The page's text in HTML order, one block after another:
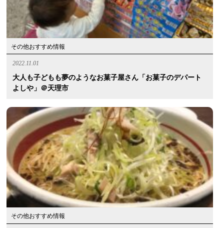
その他おすすめ情報
2022.11.01
大人も子どもも夢のようなお菓子屋さん「お菓子のデパート
よしや」＠天理市
その他おすすめ情報